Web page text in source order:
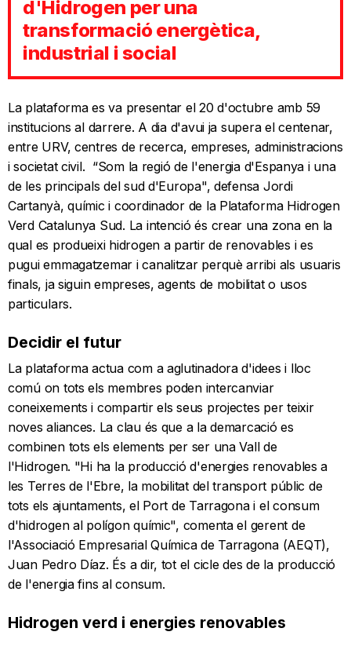
d'Hidrogen per una
transformació energètica,
industrial i social
La plataforma es va presentar el 20 d'octubre amb 59
institucions al darrere. A dia d'avui ja supera el centenar,
entre URV, centres de recerca, empreses, administracions
i societat civil. “Som la regió de l'energia d'Espanya i una
de les principals del sud d'Europa", defensa Jordi
Cartanyà, químic i coordinador de la Plataforma Hidrogen
Verd Catalunya Sud. La intenció és crear una zona en la
qual es produeixi hidrogen a partir de renovables i es
pugui emmagatzemar i canalitzar perquè arribi als usuaris
finals, ja siguin empreses, agents de mobilitat o usos
particulars.
Decidir el futur
La plataforma actua com a aglutinadora d'idees i lloc
comú on tots els membres poden intercanviar
coneixements i compartir els seus projectes per teixir
noves aliances. La clau és que a la demarcació es
combinen tots els elements per ser una Vall de
l'Hidrogen. "Hi ha la producció d'energies renovables a
les Terres de l'Ebre, la mobilitat del transport públic de
tots els ajuntaments, el Port de Tarragona i el consum
d'hidrogen al polígon químic", comenta el gerent de
l'Associació Empresarial Química de Tarragona (AEQT),
Juan Pedro Díaz. És a dir, tot el cicle des de la producció
de l'energia fins al consum.
Hidrogen verd i energies renovables